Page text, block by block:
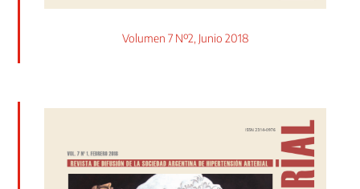
Volumen 7 Nº2, Junio 2018